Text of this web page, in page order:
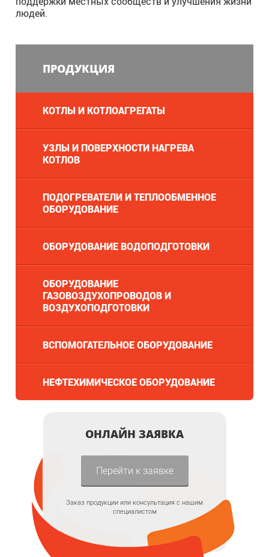
людей.
ПРОДУКЦИЯ
КОТЛЫ И КОТЛОАГРЕГАТЫ
УЗЛЫ И ПОВЕРХНОСТИ НАГРЕВА
КОТЛОВ
ПОДОГРЕВАТЕЛИ И ТЕПЛООБМЕННОЕ
ОБОРУДОВАНИЕ
ОБОРУДОВАНИЕ ВОДОПОДГОТОВКИ
ОБОРУДОВАНИЕ
ГАЗОВОЗДУХОПРОВОДОВ И
ВОЗДУХОПОДГОТОВКИ
ВСПОМОГАТЕЛЬНОЕ ОБОРУДОВАНИЕ
НЕФТЕХИМИЧЕСКОЕ ОБОРУДОВАНИЕ
ОНЛАЙН ЗАЯВКА
Перейти к заявке
Заказ продукции или консультация с нашим
специалистом